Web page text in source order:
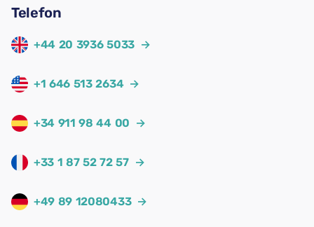
Telefon
+44 20 3936 5033 →
+1 646 513 2634 →
+34 911 98 44 00 →
+33 1 87 52 72 57 →
+49 89 12080433 →